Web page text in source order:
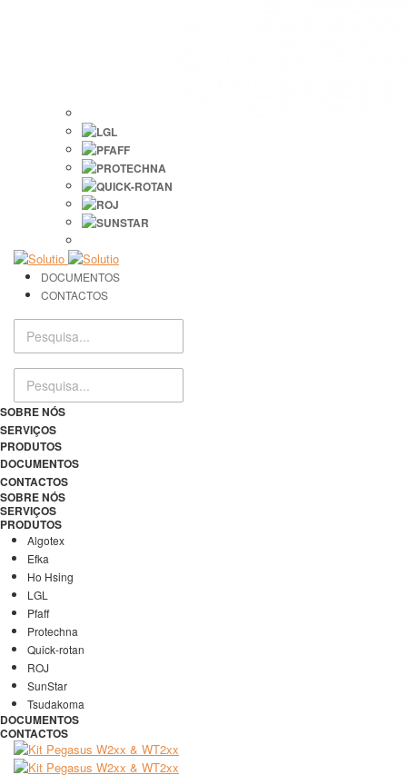
DOCUMENTOS
CONTACTOS
SOBRE NÓS
SERVIÇOS
PRODUTOS
DOCUMENTOS
CONTACTOS
SOBRE NÓS
SERVIÇOS
PRODUTOS
Algotex
Efka
Ho Hsing
LGL
Pfaff
Protechna
Quick-rotan
ROJ
SunStar
Tsudakoma
DOCUMENTOS
CONTACTOS